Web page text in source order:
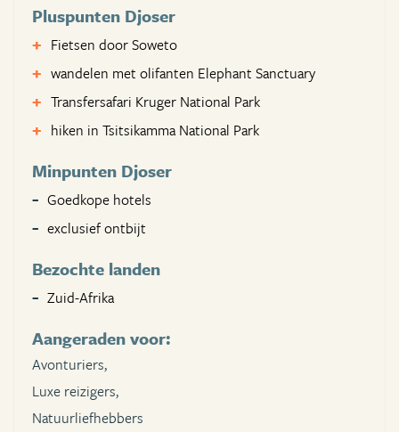
Pluspunten Djoser
Fietsen door Soweto
wandelen met olifanten Elephant Sanctuary
Transfersafari Kruger National Park
hiken in Tsitsikamma National Park
Minpunten Djoser
Goedkope hotels
exclusief ontbijt
Bezochte landen
Zuid-Afrika
Aangeraden voor:
Avonturiers,
Luxe reizigers,
Natuurliefhebbers